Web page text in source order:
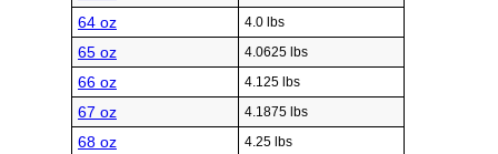
64 oz 4.0 lbs
65 oz 4.0625 lbs
66 oz 4.125 lbs
67 oz 4.1875 lbs
68 oz 4.25 lbs